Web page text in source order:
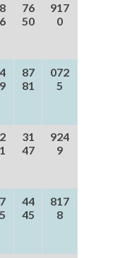
76
50
917
0
87
81
072
5
31
47
924
9
44
45
817
8